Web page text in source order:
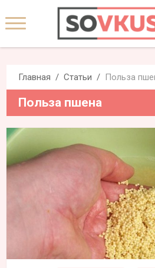
Главная Статьи Польза
Польза пшена